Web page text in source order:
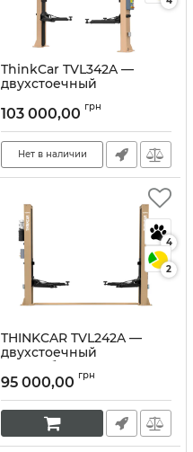
ThinkCar TVL342A —
двухстоечный
верхней перекладиной
Артикул:10414
103 000,00 грн
Нет в наличии
4
2
THINKCAR TVL242A —
двухстоечный
автомобильный
подъемник 4200 кг
Артикул:10412
95 000,00 грн